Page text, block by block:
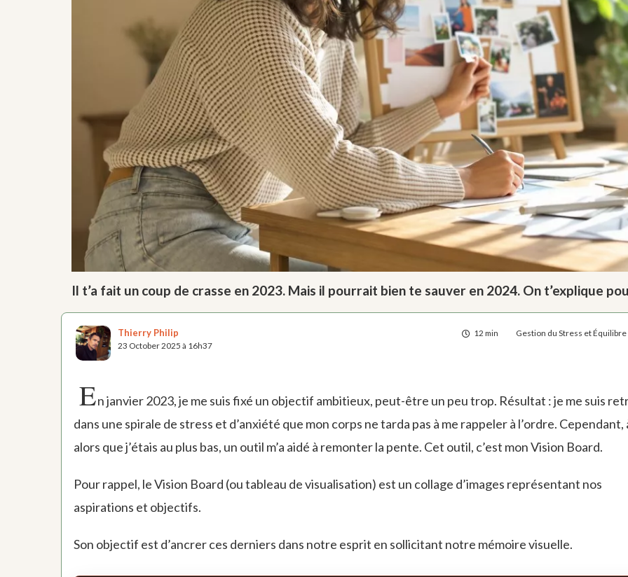
Il t’a fait un coup de crasse en 2023. Mais il pourrait bien te sauver en 2024. On t’explique
12 min Gestion du Stress et
Thierry Philip
23 October 2025 à 16h37
En janvier 2023, je me suis fixé un objectif ambitieux, peut-être un peu trop. Résultat : je me suis
dans une spirale de stress et d’anxiété que mon corps ne tarda pas à me rappeler à l’ordre. Cependant,
alors que j’étais au plus bas, un outil m’a aidé à remonter la pente. Cet outil, c’est mon Vision Board.
Pour rappel, le Vision Board (ou tableau de visualisation) est un collage d’images représentant nos
aspirations et objectifs.
Son objectif est d’ancrer ces derniers dans notre esprit en sollicitant notre mémoire visuelle.